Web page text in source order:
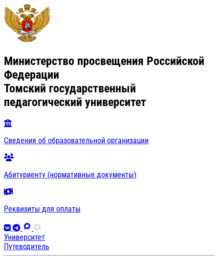
Министерство просвещения Российской
Федерации
Томский государственный
педагогический университет
Сведения об образовательной организации
Абитуриенту (нормативные документы)
Реквизиты для оплаты
Университет
Путеводитель